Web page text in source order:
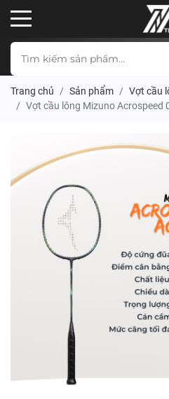
Trang chủ Sản phẩm Vợt cầu
Vợt cầu lông Mizuno Acrospeed